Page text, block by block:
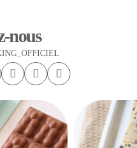
nous